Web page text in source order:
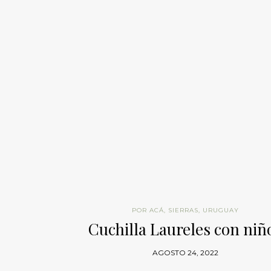
POR ACÁ, SIERRAS, URUGUAY
Cuchilla Laureles con
AGOSTO 24, 2022